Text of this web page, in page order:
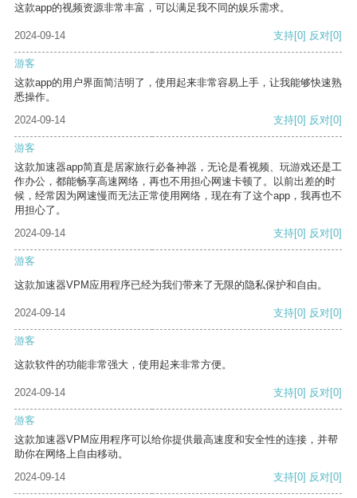
这款app的视频资源非常丰富，可以满足我不同的娱乐需求。
2024-09-14 支持[0] 反对[0]
游客
这款app的用户界面简洁明了，使用起来非常容易上手，让我能够快速熟
悉操作。
2024-09-14
支持[0] 反对[0]
游客
这款加速器app简直是居家旅行必备神器，无论是看视频、玩游戏还是工
作办公，都能畅享高速网络，再也不用担心网速卡顿了。以前出差的时
候，经常因为网速慢而无法正常使用网络，现在有了这个app，我再也不
用担心了。
2024-09-14
支持[0] 反对[0]
游客
这款加速器VPM应用程序已经为我们带来了无限的隐私保护和自由。
2024-09-14 支持[0] 反对[0]
游客
这款软件的功能非常强大，使用起来非常方便。
2024-09-14 支持[0] 反对[0]
游客
这款加速器VPM应用程序可以给你提供最高速度和安全性的连接，并帮
助你在网络上自由移动。
2024-09-14
支持[0] 反对[0]